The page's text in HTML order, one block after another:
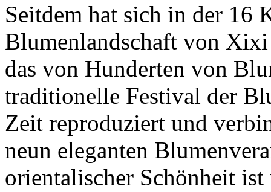
Seitdem hat sich in der 16
Blumenlandschaft von
das von Hunderten von
traditionelle Festival der
Zeit reproduziert und
neun eleganten
orientalischer Schönheit